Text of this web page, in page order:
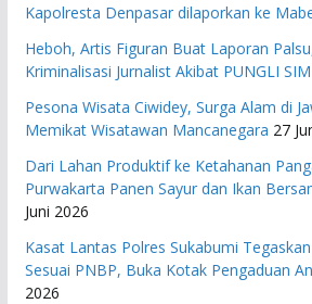
Kapolresta Denpasar dilaporkan ke
Heboh, Artis Figuran Buat Laporan
Kriminalisasi Jurnalist Akibat PUNGLI SIM
Pesona Wisata Ciwidey, Surga Alam di
Memikat Wisatawan Mancanegara 27
Dari Lahan Produktif ke Ketahanan
Purwakarta Panen Sayur dan Ikan
Juni 2026
Kasat Lantas Polres Sukabumi
Sesuai PNBP, Buka Kotak Pengaduan
2026